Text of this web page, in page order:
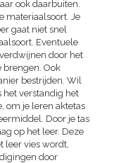
ook daarbuiten.
materiaalsoort. Je
gaat niet snel
Eventuele
door het
brengen. Ook
bestrijden. Wil
het verstandig het
om je leren aktetas
Door je tas
op het leer. Deze
leer vies wordt,
door